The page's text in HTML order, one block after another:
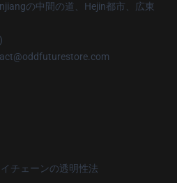
の中間の道、Hejin都市、広東
チェーンの透明性法